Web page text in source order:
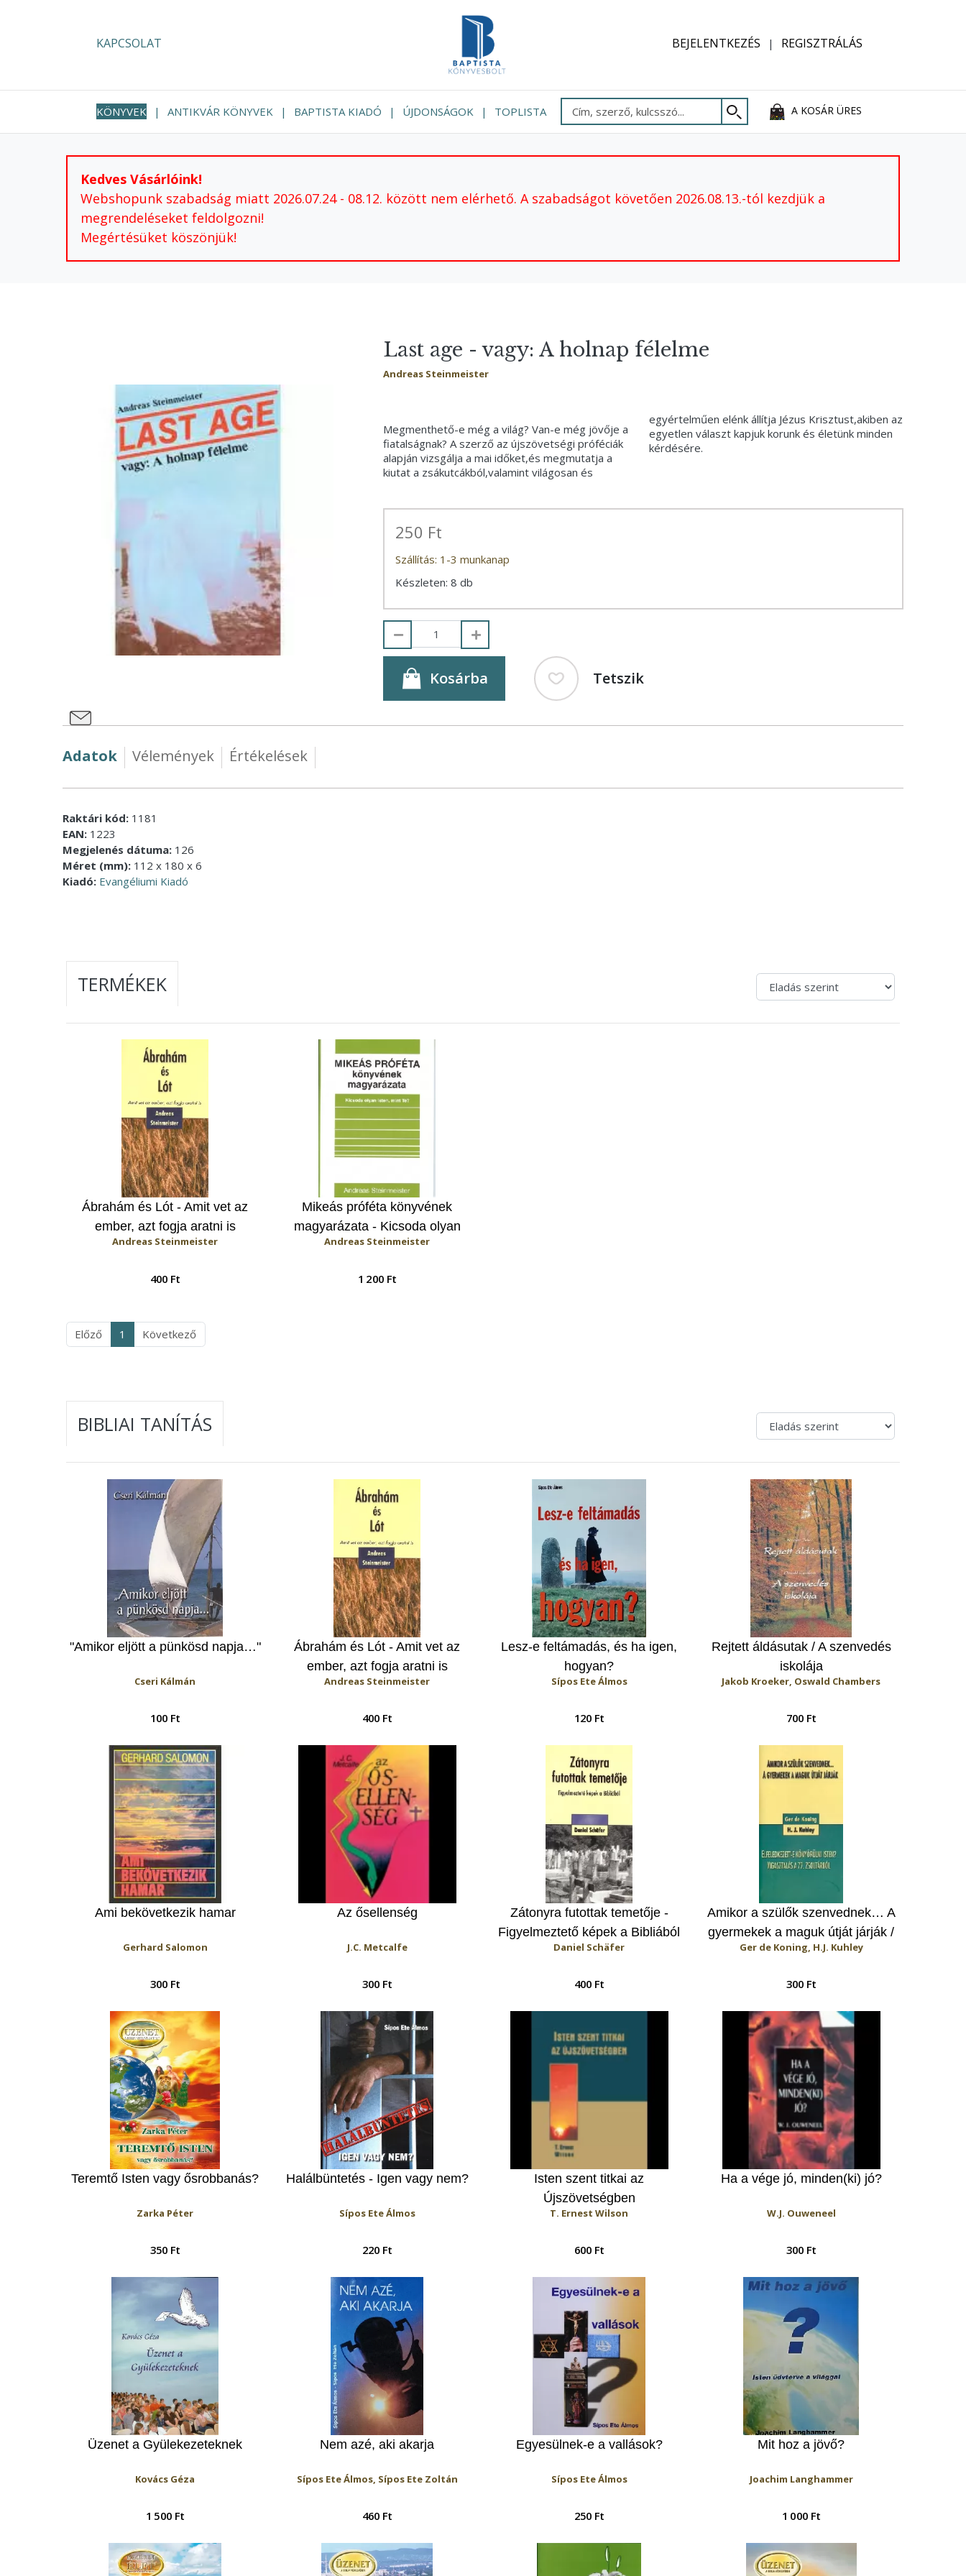
KAPCSOLAT BEJELENTKEZÉS REGISZTRÁLÁS
KÖNYVEK ANTIKVÁR KÖNYVEK BAPTISTA KIADÓ ÚJDONSÁGOK TOPLISTA A KOSÁR ÜRES
Kedves Vásárlóink!
Webshopunk szabadság miatt 2026.07.24 - 08.12. között nem elérhető. A szabadságot követően 2026.08.13.-tól kezdjük a
megrendeléseket feldolgozni!
Megértésüket köszönjük!
Last age - vagy: A holnap félelme
Andreas Steinmeister
Megmenthető-e még a világ? Van-e még jövője a
fiatalságnak? A szerző az újszövetségi próféciák
alapján vizsgálja a mai időket,és megmutatja a
kiutat a zsákutcákból,valamint világosan és
egyértelműen elénk állítja Jézus Krisztust,akiben az
egyetlen választ kapjuk korunk és életünk minden
kérdésére.
250 Ft
Szállítás: 1-3 munkanap
Készleten: 8 db
Kosárba Tetszik
Adatok Vélemények Értékelések
Raktári kód: 1181
EAN: 1223
Megjelenés dátuma: 126
Méret (mm): 112 x 180 x 6
Kiadó: Evangéliumi Kiadó
TERMÉKEK
Ábrahám és Lót - Amit vet az
ember, azt fogja aratni is
Andreas Steinmeister
400 Ft
Mikeás próféta könyvének
magyarázata - Kicsoda olyan
Isten, mint te?
Andreas Steinmeister
1 200 Ft
Előző 1 Következő
BIBLIAI TANÍTÁS
"Amikor eljött a pünkösd napja…"
Cseri Kálmán
100 Ft
Ábrahám és Lót - Amit vet az
ember, azt fogja aratni is
Andreas Steinmeister
400 Ft
Lesz-e feltámadás, és ha igen,
hogyan?
Sípos Ete Álmos
120 Ft
Rejtett áldásutak / A szenvedés
iskolája
Jakob Kroeker, Oswald Chambers
700 Ft
Ami bekövetkezik hamar
Gerhard Salomon
300 Ft
Az ősellenség
J.C. Metcalfe
300 Ft
Zátonyra futottak temetője -
Figyelmeztető képek a Bibliából
Daniel Schäfer
400 Ft
Amikor a szülők szenvednek… A
gyermekek a maguk útját járják /
Elfeledkezett-e könyörülni Isten?
Ger de Koning, H.J. Kuhley
300 Ft
Teremtő Isten vagy ősrobbanás?
Zarka Péter
350 Ft
Halálbüntetés - Igen vagy nem?
Sípos Ete Álmos
220 Ft
Isten szent titkai az
Újszövetségben
T. Ernest Wilson
600 Ft
Ha a vége jó, minden(ki) jó?
W.J. Ouweneel
300 Ft
Üzenet a Gyülekezeteknek
Kovács Géza
1 500 Ft
Nem azé, aki akarja
Sípos Ete Álmos, Sípos Ete Zoltán
460 Ft
Egyesülnek-e a vallások?
Sípos Ete Álmos
250 Ft
Mit hoz a jövő?
Joachim Langhammer
1 000 Ft